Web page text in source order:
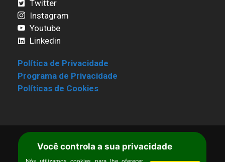
Twitter
Instagram
Youtube
Linkedin
Política de Privacidade
Programa de Privacidade
Políticas de Cookies
Termos de Uso |Estatuto
Você controla a sua privacidade